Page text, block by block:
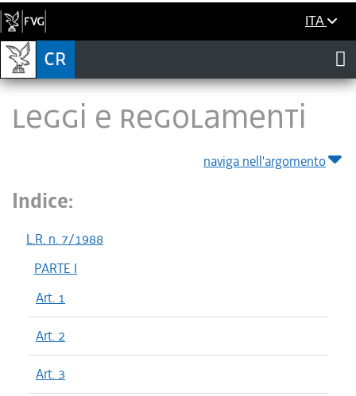
ITA
LEGGI E REGOLAMENTI
naviga nell'argomento
Indice:
L.R. n. 7/1988
PARTE I
Art. 1
Art. 2
Art. 3